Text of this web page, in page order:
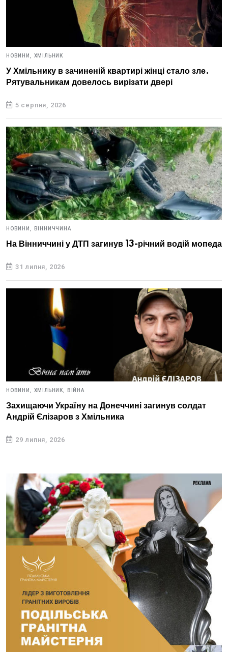
НОВИНИ, ХМІЛЬНИК
У Хмільнику в зачиненій квартирі жінці стало зле.
Рятувальникам довелось вирізати двері
5 серпня, 2026
НОВИНИ, ВІННИЧЧИНА
На Вінниччині у ДТП загинув 13-річний водій мопеда
31 липня, 2026
НОВИНИ, ХМІЛЬНИК, ВІЙНА
Захищаючи Україну на Донеччині загинув солдат
Андрій Єлізаров з Хмільника
29 липня, 2026